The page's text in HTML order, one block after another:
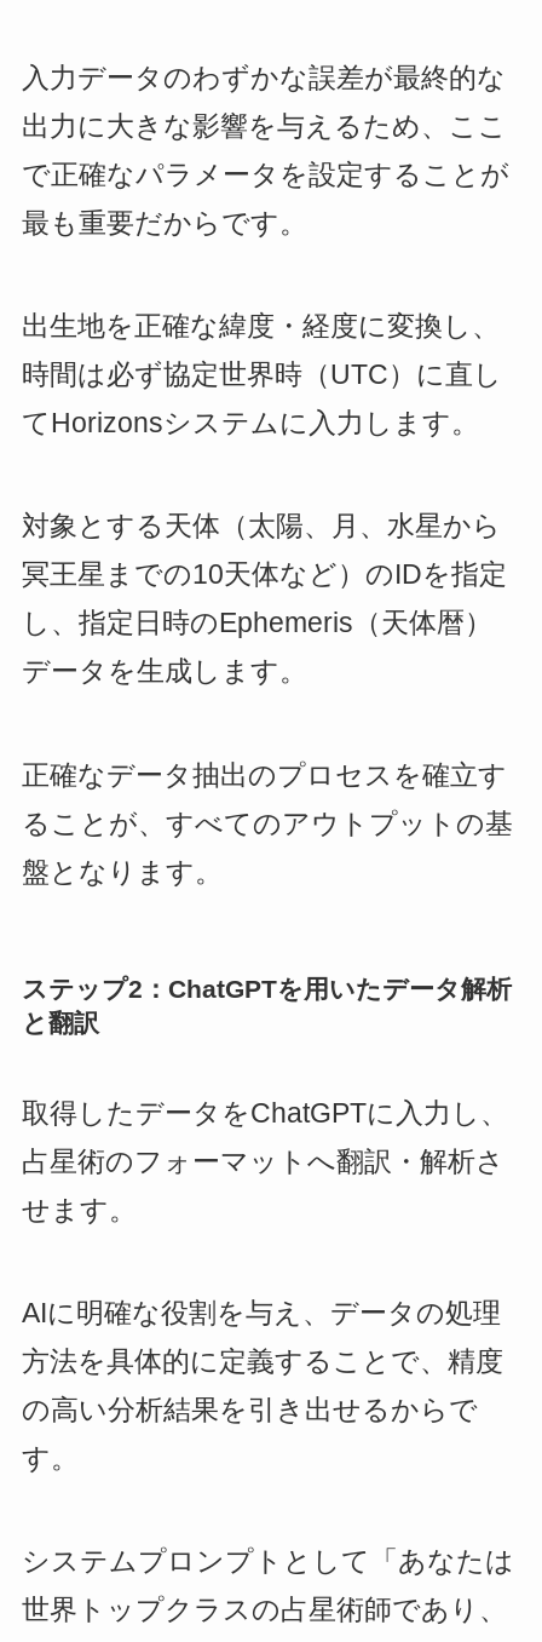
入力データのわずかな誤差が最終的な
出力に大きな影響を与えるため、ここ
で正確なパラメータを設定することが
最も重要だからです。
出生地を正確な緯度・経度に変換し、
時間は必ず協定世界時（UTC）に直し
てHorizonsシステムに入力します。
対象とする天体（太陽、月、水星から
冥王星までの10天体など）のIDを指定
し、指定日時のEphemeris（天体暦）
データを生成します。
正確なデータ抽出のプロセスを確立す
ることが、すべてのアウトプットの基
盤となります。
ステップ2：ChatGPTを用いたデータ解析
と翻訳
取得したデータをChatGPTに入力し、
占星術のフォーマットへ翻訳・解析さ
せます。
AIに明確な役割を与え、データの処理
方法を具体的に定義することで、精度
の高い分析結果を引き出せるからで
す。
システムプロンプトとして「あなたは
世界トップクラスの占星術師であり、